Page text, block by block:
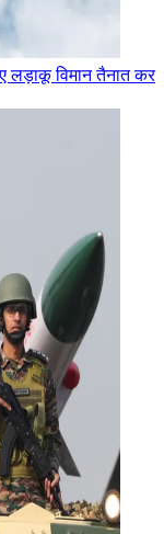
लड़ाकू विमान तैनात कर